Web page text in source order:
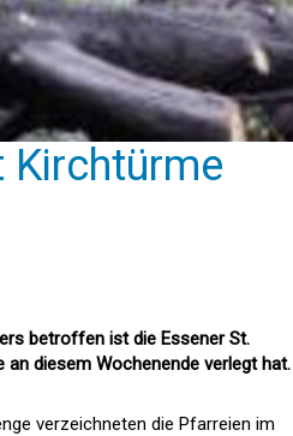
Kirchtürme
betroffen ist die Essener St.
diesem Wochenende verlegt hat.
verzeichneten die Pfarreien im